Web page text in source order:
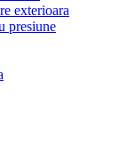
exterioara
presiune